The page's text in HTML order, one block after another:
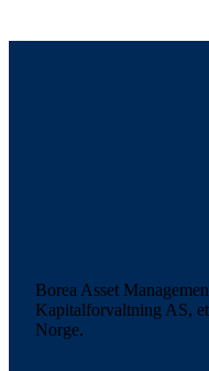
Borea Asset
Kapitalforvaltning AS,
Norge.